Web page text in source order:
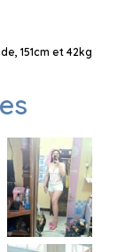
151cm et 42kg